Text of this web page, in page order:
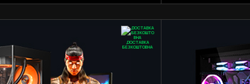
ДОСТАВКА
БЕЗКОШТОВНА